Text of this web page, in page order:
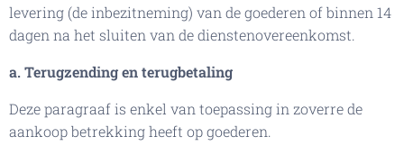
levering (de inbezitneming) van de goederen of binnen 14
dagen na het sluiten van de dienstenovereenkomst.
a. Terugzending en terugbetaling
Deze paragraaf is enkel van toepassing in zoverre de
aankoop betrekking heeft op goederen.